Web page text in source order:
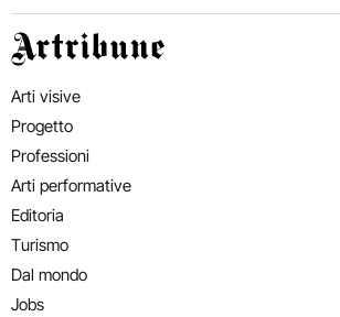
Artribune
Arti visive
Progetto
Professioni
Arti performative
Editoria
Turismo
Dal mondo
Jobs